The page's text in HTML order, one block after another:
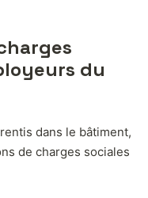
du
dans le bâtiment,
de charges sociales